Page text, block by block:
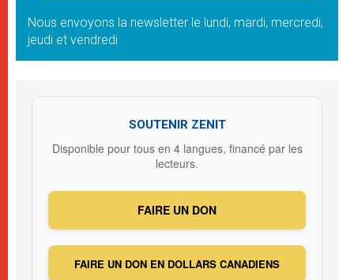
Nous envoyons la newsletter le lundi, mardi, mercredi,
jeudi et vendredi
SOUTENIR ZENIT
Disponible pour tous en 4 langues, financé par les
lecteurs.
FAIRE UN DON
FAIRE UN DON EN DOLLARS CANADIENS